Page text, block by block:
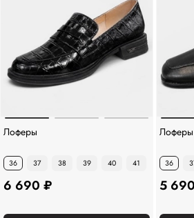
Лоферы
36 37 38 39 40 41
6 690 ₽
Лоферы
36
5